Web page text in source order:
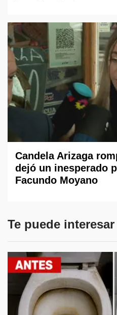
Candela Arizaga
dejó un inesperado
Facundo Moyano
Te puede interesar